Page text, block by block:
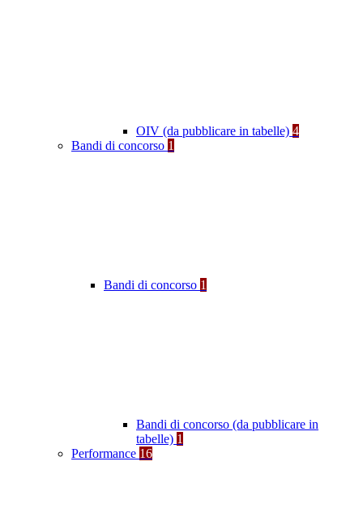
OIV (da pubblicare in tabelle) 4
Bandi di concorso 1
Bandi di concorso 1
Bandi di concorso (da pubblicare in
tabelle) 1
Performance 16